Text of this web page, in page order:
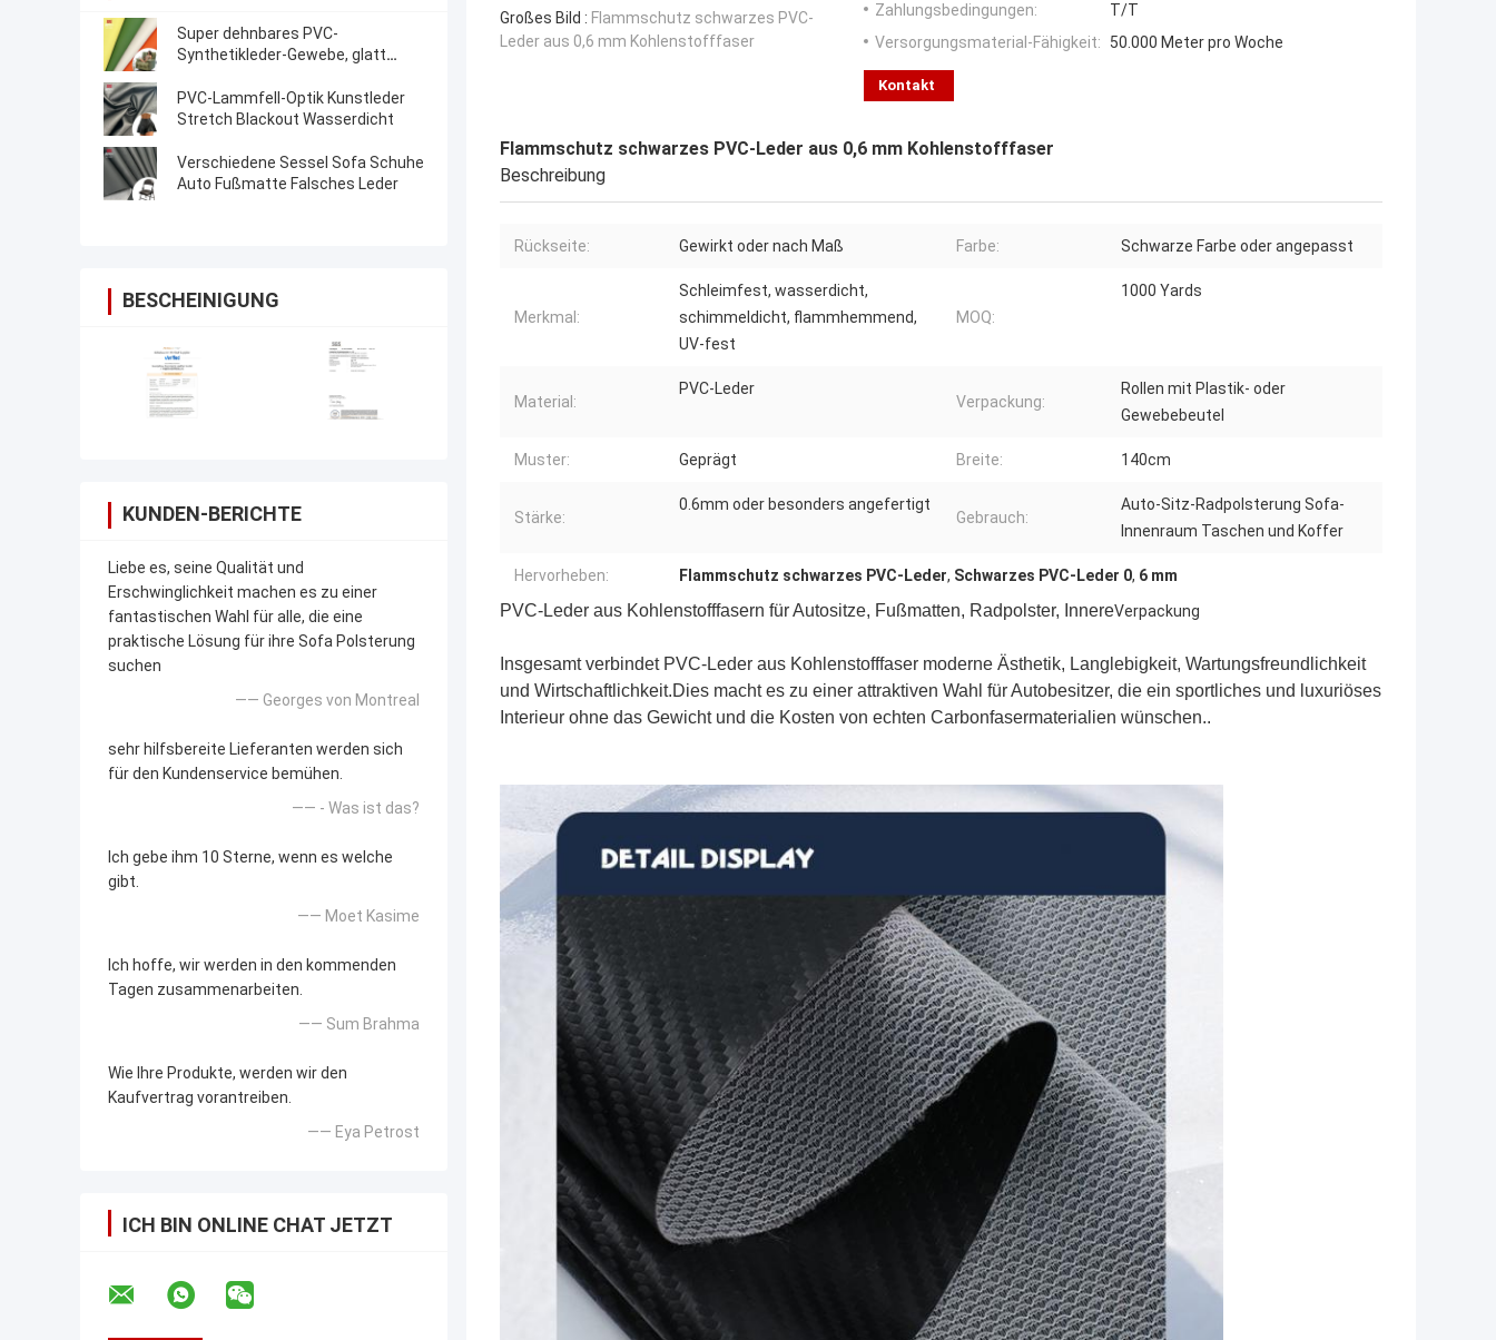
Super dehnbares PVC-
Synthetikleder-Gewebe, glatt
PVC-Lammfell-Optik Kunstleder
Stretch Blackout Wasserdicht
Verschiedene Sessel Sofa Schuhe
Auto Fußmatte Falsches Leder
BESCHEINIGUNG
KUNDEN-BERICHTE
Liebe es, seine Qualität und
Erschwinglichkeit machen es zu einer
fantastischen Wahl für alle, die eine
praktische Lösung für ihre Sofa Polsterung
suchen
—— Georges von Montreal
sehr hilfsbereite Lieferanten werden sich
für den Kundenservice bemühen.
—— - Was ist das?
Ich gebe ihm 10 Sterne, wenn es welche
gibt.
—— Moet Kasime
Ich hoffe, wir werden in den kommenden
Tagen zusammenarbeiten.
—— Sum Brahma
Wie Ihre Produkte, werden wir den
Kaufvertrag vorantreiben.
—— Eya Petrost
ICH BIN ONLINE CHAT JETZT
Großes Bild : Flammschutz schwarzes PVC-
Leder aus 0,6 mm Kohlenstofffaser
Zahlungsbedingungen:
T/T
Versorgungsmaterial-Fähigkeit:
50.000 Meter pro Woche
Kontakt
Flammschutz schwarzes PVC-Leder aus 0,6 mm Kohlenstofffaser
Beschreibung
Rückseite: Gewirkt oder nach Maß Farbe: Schwarze Farbe oder angepasst
Merkmal:
Schleimfest, wasserdicht,
schimmeldicht, flammhemmend,
UV-fest
MOQ:
1000 Yards
Material:
PVC-Leder
Verpackung:
Rollen mit Plastik- oder
Gewebebeutel
Muster: Geprägt Breite: 140cm
Stärke:
0.6mm oder besonders angefertigt
Gebrauch:
Auto-Sitz-Radpolsterung Sofa-
Innenraum Taschen und Koffer
Hervorheben: Flammschutz schwarzes PVC-Leder, Schwarzes PVC-Leder 0, 6 mm
PVC-Leder aus Kohlenstofffasern für Autositze, Fußmatten, Radpolster, InnereVerpackung
Insgesamt verbindet PVC-Leder aus Kohlenstofffaser moderne Ästhetik, Langlebigkeit, Wartungsfreundlichkeit
und Wirtschaftlichkeit.Dies macht es zu einer attraktiven Wahl für Autobesitzer, die ein sportliches und luxuriöses
Interieur ohne das Gewicht und die Kosten von echten Carbonfasermaterialien wünschen..